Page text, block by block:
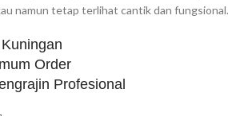
namun tetap terlihat cantik dan fungsional.
Order
Profesional